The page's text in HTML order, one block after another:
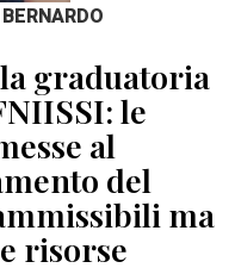
graduatoria
le
al
del
ma
risorse